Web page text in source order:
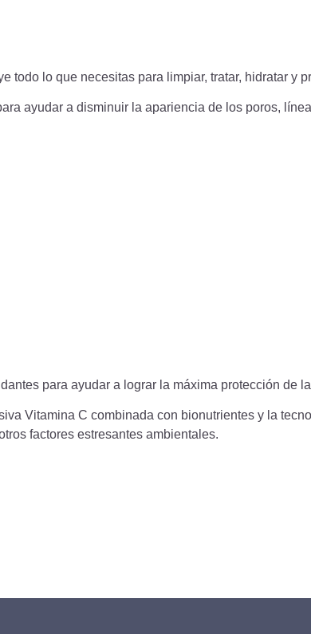
todo lo que necesitas para limpiar, tratar, hidratar y
ayudar a disminuir la apariencia de los poros,
para ayudar a lograr la máxima protección de
Vitamina C combinada con bionutrientes y la
factores estresantes ambientales.